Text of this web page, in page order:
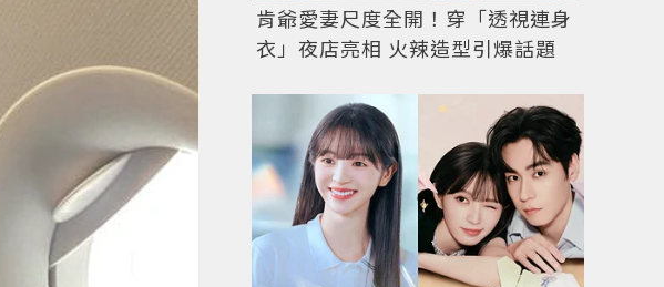
肯爺愛妻尺度全開！穿「透視連身
衣」夜店亮相 火辣造型引爆話題